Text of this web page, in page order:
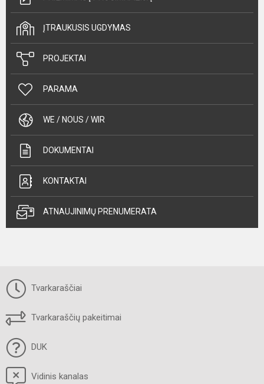
ĮTRAUKUSIS UGDYMAS
PROJEKTAI
PARAMA
WE / NOUS / WIR
DOKUMENTAI
KONTAKTAI
ATNAUJINIMŲ PRENUMERATA
Tvarkaraščiai
Tvarkaraščių pakeitimai
DUK
Vidinis kanalas